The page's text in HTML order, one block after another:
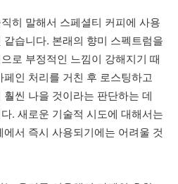
히 말해서 스페셜티 커피에 사용
습니다. 본래의 향미 스펙트럼을
로 부정적인 느낌이 강해지기 때
인 처리를 거친 후 로스팅하고
씬 나을 것이라는 판단하는 데
. 새로운 기술적 시도에 대해서는
서 즉시 사용되기에는 어려울 것